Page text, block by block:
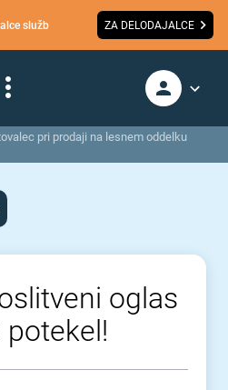
služb ZA DELODAJALCE
pri prodaji na lesnem oddelku
oglas
potekel!